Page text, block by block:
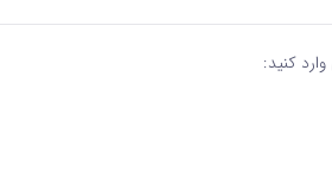
کنید: